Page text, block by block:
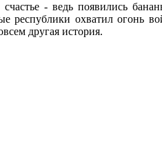
- ведь появились
республики охватил
другая история.